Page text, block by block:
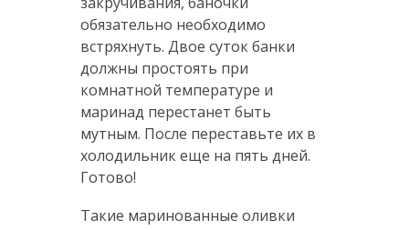
обязательно необходимо
встряхнуть. Двое суток банки
должны простоять при
комнатной температуре и
маринад перестанет быть
мутным. После переставьте их в
холодильник еще на пять дней.
Готово!
Такие маринованные оливки